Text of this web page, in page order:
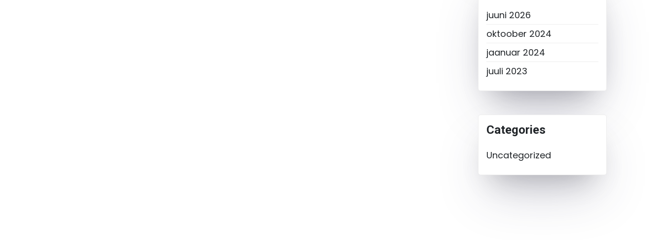
juuni 2026
oktoober 2024
jaanuar 2024
juuli 2023
Categories
Uncategorized